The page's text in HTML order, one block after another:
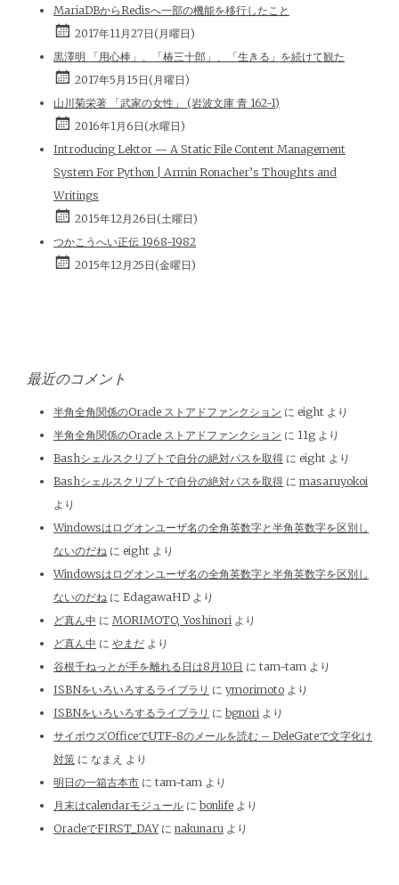
MariaDBからRedisへ一部の機能を移行したこと
2017年11月27日(月曜日)
黒澤明 「用心棒」、「椿三十郎」、「生きる」を続けて観た
2017年5月15日(月曜日)
山川菊栄著 「武家の女性」 (岩波文庫 青 162-1)
2016年1月6日(水曜日)
Introducing Lektor — A Static File Content Management
System For Python | Armin Ronacher’s Thoughts and
Writings
2015年12月26日(土曜日)
つかこうへい正伝 1968-1982
2015年12月25日(金曜日)
最近のコメント
半角全角関係のOracle ストアドファンクション に eight より
半角全角関係のOracle ストアドファンクション に 11g より
Bashシェルスクリプトで自分の絶対パスを取得 に eight より
Bashシェルスクリプトで自分の絶対パスを取得 に masaruyokoi
より
Windowsはログオンユーザ名の全角英数字と半角英数字を区別し
ないのだね に eight より
Windowsはログオンユーザ名の全角英数字と半角英数字を区別し
ないのだね に EdagawaHD より
ど真ん中 に MORIMOTO, Yoshinori より
ど真ん中 に やまだ より
谷根千ねっとが手を離れる日は8月10日 に tam-tam より
ISBNをいろいろするライブラリ に ymorimoto より
ISBNをいろいろするライブラリ に bgnori より
サイボウズOfficeでUTF-8のメールを読む – DeleGateで文字化け
対策 に なまえ より
明日の一箱古本市 に tam-tam より
月末はcalendarモジュール に bonlife より
OracleでFIRST_DAYに nakunaru より